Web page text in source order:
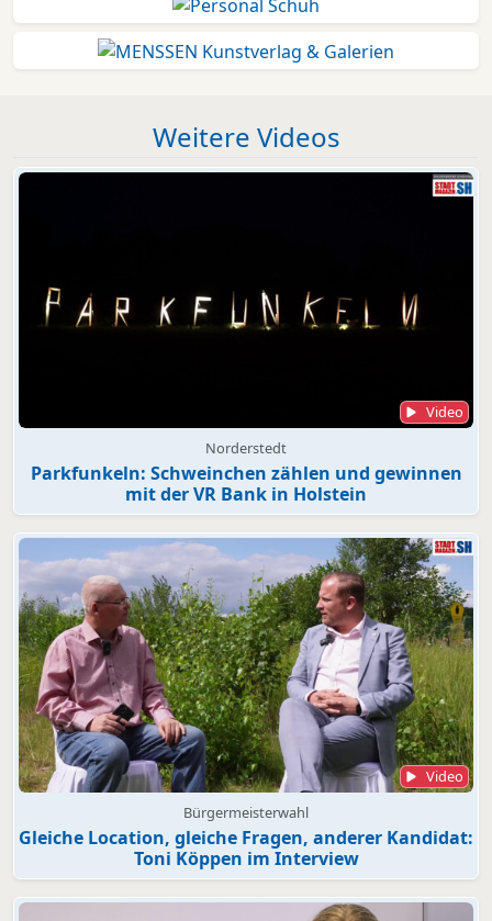
Weitere Videos
Video
Norderstedt
Parkfunkeln: Schweinchen zählen und gewinnen
mit der VR Bank in Holstein
Video
Bürgermeisterwahl
Gleiche Location, gleiche Fragen, anderer Kandidat:
Toni Köppen im Interview